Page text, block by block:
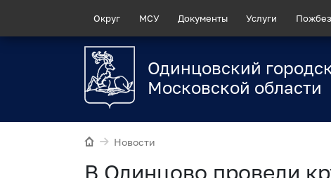
Округ МСУ Документы Услуги Пожбез
Одинцовский
Московской области
Новости
В Одинцово провели